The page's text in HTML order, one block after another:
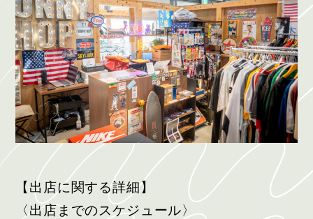
【出店に関する詳細】
〈出店までのスケジュール〉